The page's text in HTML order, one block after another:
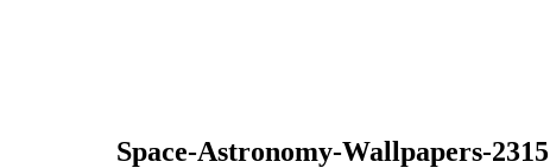
Space-Astronomy-Wallpapers-2315